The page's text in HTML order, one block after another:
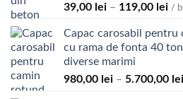
39,00 lei – 119,00 lei
la
/
Capac carosabil
cu rama de fonta 40
diverse marimi
980,00 lei – 5.700,00 lei